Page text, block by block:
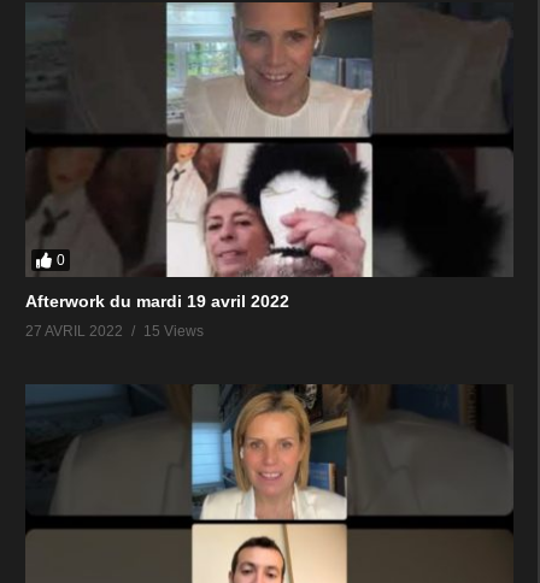
0
Afterwork du mardi 19 avril 2022
27 AVRIL 2022 15 Views